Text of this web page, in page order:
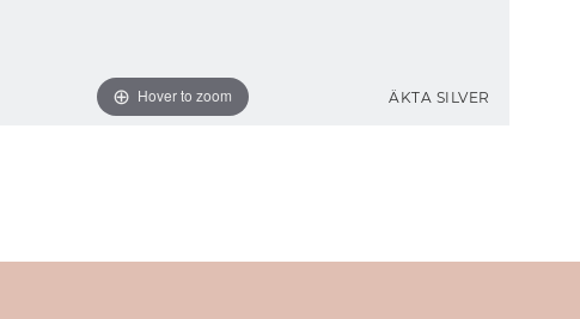
ÄKTA SILVER
Hover to zoom